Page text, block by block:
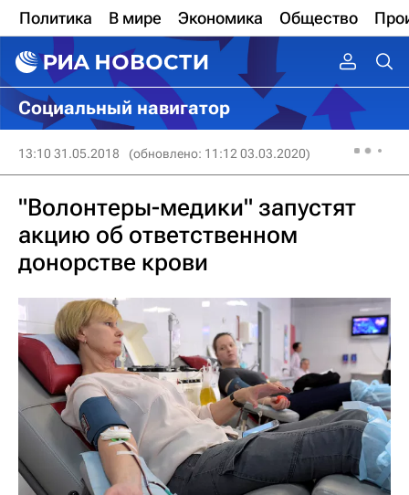
Политика В мире Экономика Общество
Социальный навигатор
13:10 31.05.2018 (обновлено: 11:12 03.03.2020)
"Волонтеры-медики" запустят
акцию об ответственном
донорстве крови